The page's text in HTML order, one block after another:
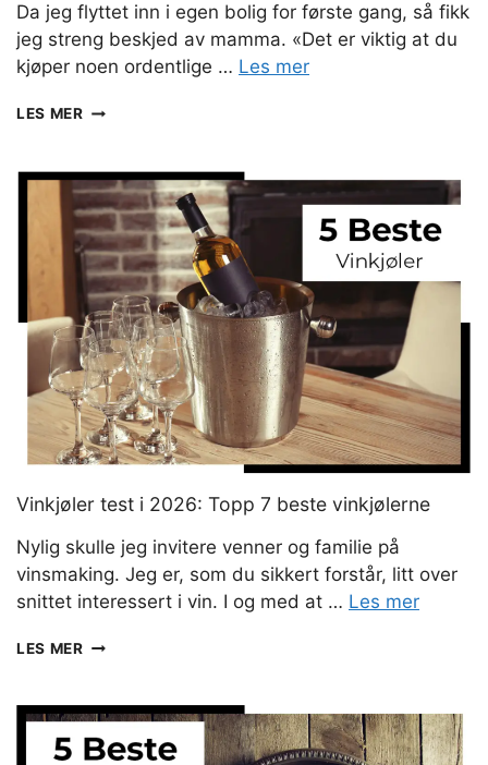
Da jeg flyttet inn i egen bolig for første gang, så fikk
jeg streng beskjed av mamma. «Det er viktig at du
kjøper noen ordentlige … Les mer
LES MERTALLERKENER
5
BESTE
TALLERKEN-
SETTENE
I
2026
Vinkjøler test i 2026: Topp 7 beste vinkjølerne
Nylig skulle jeg invitere venner og familie på
vinsmaking. Jeg er, som du sikkert forstår, litt over
snittet interessert i vin. I og med at … Les mer
LES MERVINKJØLER
2026:
7